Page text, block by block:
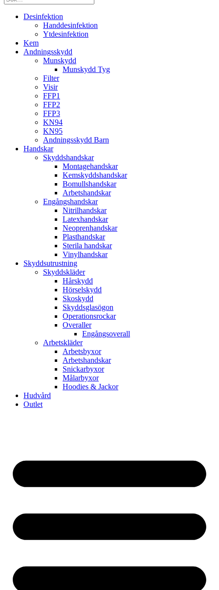
Desinfektion
Handdesinfektion
Ytdesinfektion
Kem
Andningsskydd
Munskydd
Munskydd Tyg
Filter
Visir
FFP1
FFP2
FFP3
KN94
KN95
Andningsskydd Barn
Handskar
Skyddshandskar
Montagehandskar
Kemskyddshandskar
Bomullshandskar
Arbetshandskar
Engångshandskar
Nitrilhandskar
Latexhandskar
Neoprenhandskar
Plasthandskar
Sterila handskar
Vinylhandskar
Skyddsutrustning
Skyddskläder
Hårskydd
Hörselskydd
Skoskydd
Skyddsglasögon
Operationsrockar
Overaller
Engångsoverall
Arbetskläder
Arbetsbyxor
Arbetshandskar
Snickarbyxor
Målarbyxor
Hoodies & Jackor
Hudvård
Outlet